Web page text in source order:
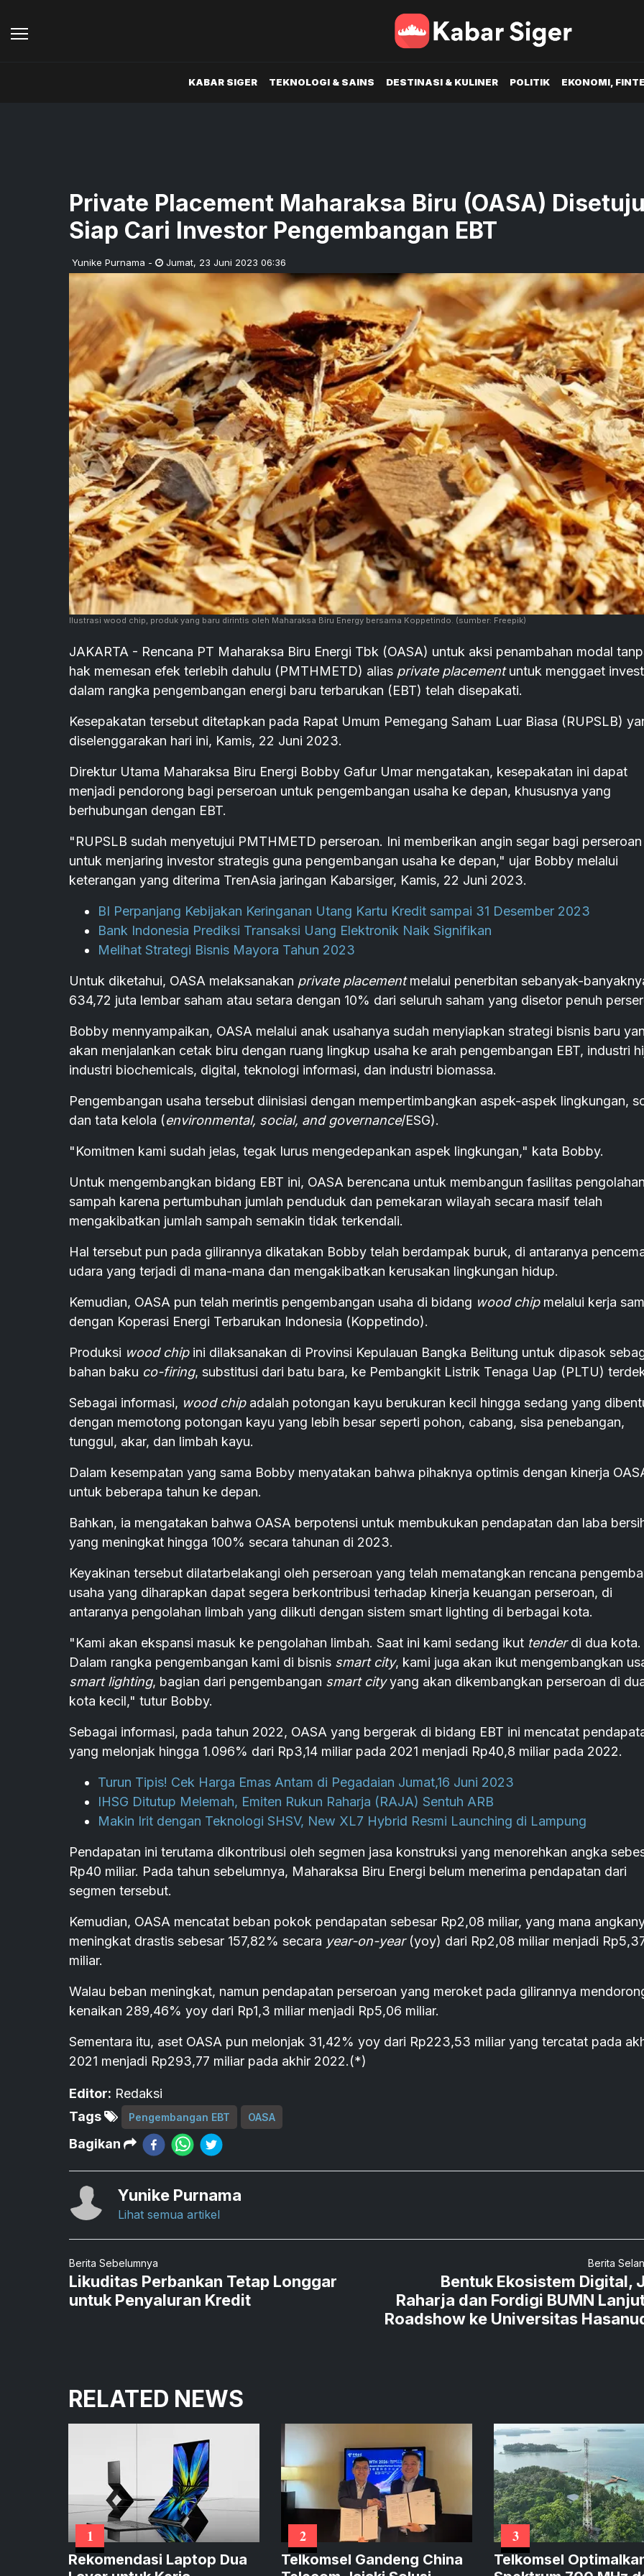
KABAR SIGER TEKNOLOGI & SAINS DESTINASI & KULINER POLITIK EKONOMI,
Private Placement Maharaksa Biru (OASA)
Siap Cari Investor Pengembangan EBT
Yunike Purnama - Jumat, 23 Juni 2023 06:36
Ilustrasi wood chip, produk yang baru dirintis oleh Maharaksa Biru Energy bersama Koppetindo. (sumber: Freepik)
JAKARTA - Rencana PT Maharaksa Biru Energi Tbk (OASA) untuk aksi penambahan modal
hak memesan efek terlebih dahulu (PMTHMETD) alias private placementuntuk menggaet
dalam rangka pengembangan energi baru terbarukan (EBT) telah disepakati.
Kesepakatan tersebut ditetapkan pada Rapat Umum Pemegang Saham Luar Biasa (RUPSLB)
diselenggarakan hari ini, Kamis, 22 Juni 2023.
Direktur Utama Maharaksa Biru Energi Bobby Gafur Umar mengatakan, kesepakatan ini dapat
menjadi pendorong bagi perseroan untuk pengembangan usaha ke depan, khususnya yang
berhubungan dengan EBT.
"RUPSLB sudah menyetujui PMTHMETD perseroan. Ini memberikan angin segar bagi perseroan
untuk menjaring investor strategis guna pengembangan usaha ke depan," ujar Bobby melalui
keterangan yang diterima TrenAsia jaringan Kabarsiger, Kamis, 22 Juni 2023.
BI Perpanjang Kebijakan Keringanan Utang Kartu Kredit sampai 31 Desember 2023
Bank Indonesia Prediksi Transaksi Uang Elektronik Naik Signifikan
Melihat Strategi Bisnis Mayora Tahun 2023
Untuk diketahui, OASA melaksanakan private placementmelalui penerbitan sebanyak-
634,72 juta lembar saham atau setara dengan 10% dari seluruh saham yang disetor penuh
Bobby mennyampaikan, OASA melalui anak usahanya sudah menyiapkan strategi bisnis baru
akan menjalankan cetak biru dengan ruang lingkup usaha ke arah pengembangan EBT, industri
industri biochemicals, digital, teknologi informasi, dan industri biomassa.
Pengembangan usaha tersebut diinisiasi dengan mempertimbangkan aspek-aspek lingkungan,
dan tata kelola (environmental, social, and governance/ESG).
"Komitmen kami sudah jelas, tegak lurus mengedepankan aspek lingkungan," kata Bobby.
Untuk mengembangkan bidang EBT ini, OASA berencana untuk membangun fasilitas pengolahan
sampah karena pertumbuhan jumlah penduduk dan pemekaran wilayah secara masif telah
mengakibatkan jumlah sampah semakin tidak terkendali.
Hal tersebut pun pada gilirannya dikatakan Bobby telah berdampak buruk, di antaranya
udara yang terjadi di mana-mana dan mengakibatkan kerusakan lingkungan hidup.
Kemudian, OASA pun telah merintis pengembangan usaha di bidang wood chipmelalui kerja
dengan Koperasi Energi Terbarukan Indonesia (Koppetindo).
Produksi wood chipini dilaksanakan di Provinsi Kepulauan Bangka Belitung untuk dipasok
bahan baku co-firing, substitusi dari batu bara, ke Pembangkit Listrik Tenaga Uap (PLTU)
Sebagai informasi, wood chipadalah potongan kayu berukuran kecil hingga sedang yang
dengan memotong potongan kayu yang lebih besar seperti pohon, cabang, sisa penebangan,
tunggul, akar, dan limbah kayu.
Dalam kesempatan yang sama Bobby menyatakan bahwa pihaknya optimis dengan kinerja
untuk beberapa tahun ke depan.
Bahkan, ia mengatakan bahwa OASA berpotensi untuk membukukan pendapatan dan laba
yang meningkat hingga 100% secara tahunan di 2023.
Keyakinan tersebut dilatarbelakangi oleh perseroan yang telah mematangkan rencana
usaha yang diharapkan dapat segera berkontribusi terhadap kinerja keuangan perseroan, di
antaranya pengolahan limbah yang diikuti dengan sistem smart lighting di berbagai kota.
"Kami akan ekspansi masuk ke pengolahan limbah. Saat ini kami sedang ikut tenderdi dua kota.
Dalam rangka pengembangan kami di bisnis smart city, kami juga akan ikut mengembangkan
smart lighting, bagian dari pengembangan smart cityyang akan dikembangkan perseroan di
kota kecil," tutur Bobby.
Sebagai informasi, pada tahun 2022, OASA yang bergerak di bidang EBT ini mencatat
yang melonjak hingga 1.096% dari Rp3,14 miliar pada 2021 menjadi Rp40,8 miliar pada 2022.
Turun Tipis! Cek Harga Emas Antam di Pegadaian Jumat,16 Juni 2023
IHSG Ditutup Melemah, Emiten Rukun Raharja (RAJA) Sentuh ARB
Makin Irit dengan Teknologi SHSV, New XL7 Hybrid Resmi Launching di Lampung
Pendapatan ini terutama dikontribusi oleh segmen jasa konstruksi yang menorehkan angka
Rp40 miliar. Pada tahun sebelumnya, Maharaksa Biru Energi belum menerima pendapatan dari
segmen tersebut.
Kemudian, OASA mencatat beban pokok pendapatan sebesar Rp2,08 miliar, yang mana
meningkat drastis sebesar 157,82% secara year-on-year(yoy) dari Rp2,08 miliar menjadi
miliar.
Walau beban meningkat, namun pendapatan perseroan yang meroket pada gilirannya
kenaikan 289,46% yoy dari Rp1,3 miliar menjadi Rp5,06 miliar.
Sementara itu, aset OASA pun melonjak 31,42% yoy dari Rp223,53 miliar yang tercatat pada
2021 menjadi Rp293,77 miliar pada akhir 2022.(*)
Editor: Redaksi
Tags
Pengembangan EBT OASA
Bagikan
Yunike Purnama
Lihat semua artikel
Berita Sebelumnya
Likuditas Perbankan Tetap Longgar
untuk Penyaluran Kredit
Berita
Bentuk Ekosistem Digital,
Raharja dan Fordigi BUMN
Roadshow ke Universitas
RELATED NEWS
1
Rekomendasi Laptop Dua
2
Telkomsel Gandeng China
3
Telkomsel